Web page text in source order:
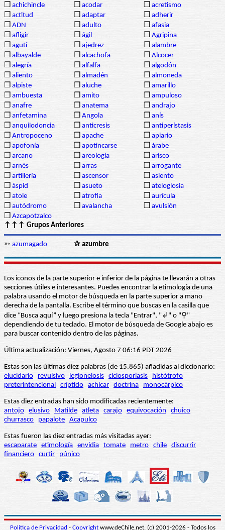
❒ achichincle ❒ acodar ❒ acretismo
❒ actitud ❒ adaptar ❒ adherir
❒ ADN ❒ adulto ❒ afasia
❒ afligir ❒ ágil ❒ Agripina
❒ agutí ❒ ajedrez ❒ alambre
❒ albayalde ❒ alcachofa ❒ Alcocer
❒ alegría ❒ alfalfa ❒ algodón
❒ aliento ❒ almadén ❒ almoneda
❒ alpiste ❒ aluche ❒ amarillo
❒ ambuesta ❒ amito ❒ ampuloso
❒ anafre ❒ anatema ❒ andrajo
❒ anfetamina ❒ Angola ❒ anís
❒ anquilodoncia ❒ anticresis ❒ antiperístasis
❒ Antropoceno ❒ apache ❒ apiario
❒ apofonía ❒ apotincarse ❒ árabe
❒ arcano ❒ areología ❒ arisco
❒ arnés ❒ arras ❒ arrogante
❒ artillería ❒ ascensor ❒ asiento
❒ áspid ❒ asueto ❒ ateloglosia
❒ atole ❒ atrofia ❒ aurícula
❒ autódromo ❒ avalancha ❒ avulsión
❒ Azcapotzalco
↑↑↑ Grupos Anteriores
➳ azumagado ✰ azumbre
Los iconos de la parte superior e inferior de la página te llevarán a otras
secciones útiles e interesantes. Puedes encontrar la etimología de una
palabra usando el motor de búsqueda en la parte superior a mano
derecha de la pantalla. Escribe el término que buscas en la casilla que
dice “Busca aquí” y luego presiona la tecla "Entrar", "↲" o "⚲"
dependiendo de tu teclado. El motor de búsqueda de Google abajo es
para buscar contenido dentro de las páginas.
Última actualización: Viernes, Agosto 7 06:16 PDT 2026
Estas son las últimas diez palabras (de 15.865) añadidas al diccionario:
elucidario
revulsivo legionelosis ciclosporiasis
histótrofo
preterintencional críptido achicar doctrina monocárpico
Estas diez entradas han sido modificadas recientemente:
antojo elusivo Matilde atleta carajo equivocación
chuico
churrasco
papalote Acapulco
Estas fueron las diez entradas más visitadas ayer:
escaparate etimología envidia tomate metro chile discurrir
financiero curtir púnico
Política de Privacidad - Copyrightwww.deChile.net. (c) 2001-2026 - Todos los